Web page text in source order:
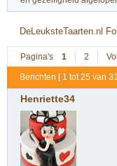
DeLeuksteTaarten.nl
Pagina's 1 2
Berichten [ 1 tot 25 van
Henriette34